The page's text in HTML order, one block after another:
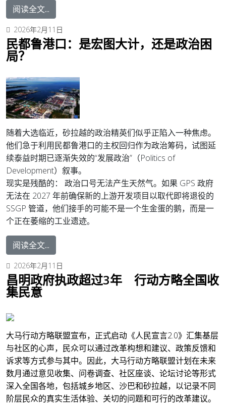
阅读全文...
2026年2月11日
民都鲁港口：是宏图大计，还是政治困
局？
随着大选临近，砂拉越的政治精英们似乎正陷入一种焦虑。
他们急于利用民都鲁港口的主权回归作为政治筹码，试图延
续泰益时期已逐渐失效的“发展政治”（Politics of
Development）叙事。
现实是残酷的： 政治口号无法产生天然气。如果 GPS 政府
无法在 2027 年前确保新的上游开发项目以取代即将退役的
SSGP 管道，他们接手的可能不是一个生金蛋的鹅，而是一
个正在萎缩的工业遗迹。
阅读全文...
2026年2月11日
昌明政府执政超过3年 行动方略全国收
集民意
大马行动方略联盟宣布，正式启动《人民宣言2.0》汇集基层
与社区的心声，民众可以通过改革构想和建议、政策反馈和
诉求等方式参与其中。 因此，大马行动方略联盟计划在未来
数月通过意见收集、问卷调查、社区座谈、论坛讨论等形式
深入全国各地，包括城乡地区、沙巴和砂拉越，以记录不同
阶层民众的真实生活体验、关切的问题和可行的改革建议。